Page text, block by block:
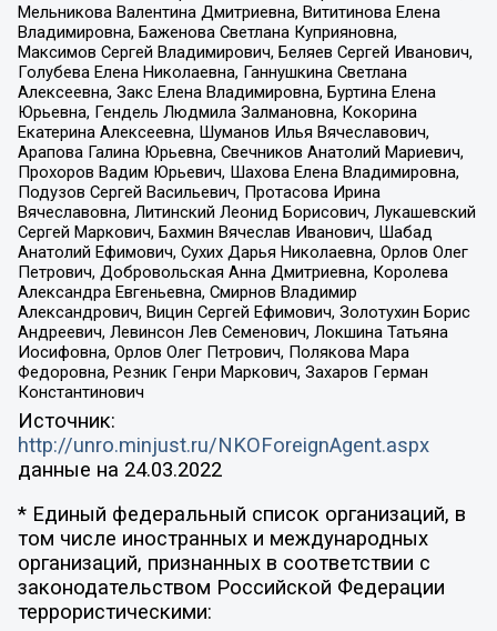
Мельникова Валентина Дмитриевна, Вититинова Елена
Владимировна, Баженова Светлана Куприяновна,
Максимов Сергей Владимирович, Беляев Сергей Иванович,
Голубева Елена Николаевна, Ганнушкина Светлана
Алексеевна, Закс Елена Владимировна, Буртина Елена
Юрьевна, Гендель Людмила Залмановна, Кокорина
Екатерина Алексеевна, Шуманов Илья Вячеславович,
Арапова Галина Юрьевна, Свечников Анатолий Мариевич,
Прохоров Вадим Юрьевич, Шахова Елена Владимировна,
Подузов Сергей Васильевич, Протасова Ирина
Вячеславовна, Литинский Леонид Борисович, Лукашевский
Сергей Маркович, Бахмин Вячеслав Иванович, Шабад
Анатолий Ефимович, Сухих Дарья Николаевна, Орлов Олег
Петрович, Добровольская Анна Дмитриевна, Королева
Александра Евгеньевна, Смирнов Владимир
Александрович, Вицин Сергей Ефимович, Золотухин Борис
Андреевич, Левинсон Лев Семенович, Локшина Татьяна
Иосифовна, Орлов Олег Петрович, Полякова Мара
Федоровна, Резник Генри Маркович, Захаров Герман
Константинович
Источник:
http://unro.minjust.ru/NKOForeignAgent.aspx
данные на 24.03.2022
* Единый федеральный список организаций, в
том числе иностранных и международных
организаций, признанных в соответствии с
законодательством Российской Федерации
террористическими: